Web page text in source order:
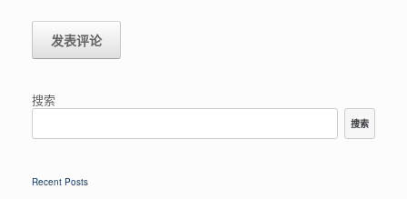
搜索
搜索
Recent Posts